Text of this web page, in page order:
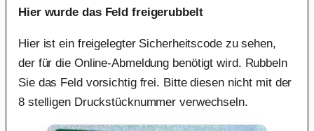
Hier wurde das Feld freigerubbelt
Hier ist ein freigelegter Sicherheitscode zu sehen,
der für die Online-Abmeldung benötigt wird. Rubbeln
Sie das Feld vorsichtig frei. Bitte diesen nicht mit der
8 stelligen Druckstücknummer verwechseln.